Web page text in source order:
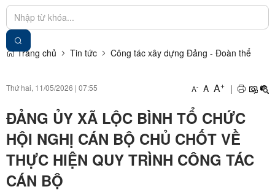
Trang chủ Tin tức Công tác xây dựng Đảng - Đoàn thể
Thứ hai, 11/05/2026 | 07:55 A- A A+ |
ĐẢNG ỦY XÃ LỘC BÌNH TỔ CHỨC
HỘI NGHỊ CÁN BỘ CHỦ CHỐT VỀ
THỰC HIỆN QUY TRÌNH CÔNG TÁC
CÁN BỘ